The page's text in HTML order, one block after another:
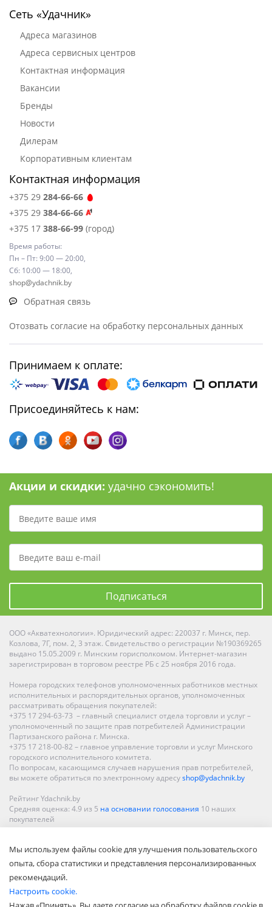
Сеть «Удачник»
Адреса магазинов
Адреса сервисных центров
Контактная информация
Вакансии
Бренды
Новости
Дилерам
Корпоративным клиентам
Контактная информация
+375 29 284-66-66
+375 29 384-66-66
+375 17 388-66-99 (город)
Время работы:
Пн – Пт: 9:00 — 20:00,
Сб: 10:00 — 18:00,
shop@ydachnik.by
Обратная связь
Отозвать согласие на обработку персональных данных
Принимаем к оплате:
Присоединяйтесь к нам:
Акции и скидки: удачно сэкономить!
Подписаться
ООО «Акватехнологии». Юридический адрес: 220037 г. Минск, пер.
Козлова, 7Г, пом. 2, 3 этаж. Свидетельство о регистрации №190369265
выдано 15.05.2009 г. Минским горисполкомом. Интернет-магазин
зарегистрирован в торговом реестре РБ с 25 ноября 2016 года.
Номера городских телефонов уполномоченных работников местных
исполнительных и распорядительных органов, уполномоченных
рассматривать обращения покупателей:
+375 17 294-63-73 – главный специалист отдела торговли и услуг –
уполномоченный по защите прав потребителей Администрации
Партизанского района г. Минска.
+375 17 218-00-82 – главное управление торговли и услуг Минского
городского исполнительного комитета.
По вопросам, касающимся случаев нарушения прав потребителей,
вы можете обратиться по электронному адресуshop@ydachnik.by
Рейтинг Ydachnik.by
Средняя оценка: 4.9 из 5 на основании голосования 10 наших
покупателей
Гродно, Могилеве, Бобруйске, Барановичах, Молодечно,
Новополоцке, Пинске, Солигорске. При заказе в интернет-магазине
доставка осуществляется по всей Беларуси.
Мы используем файлы cookie для улучшения пользовательского
опыта, сбора статистики и представления персонализированных
рекомендаций.
Настроить cookie.